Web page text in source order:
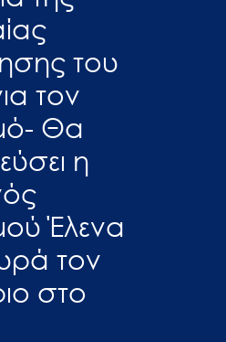
του
τον
Θα
η
Έλενα
τον
στο